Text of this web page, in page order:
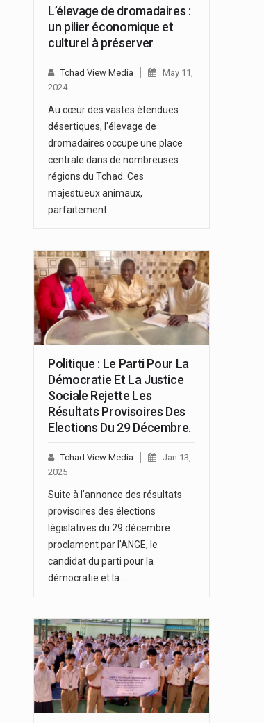
L’élevage de dromadaires :
un pilier économique et
culturel à préserver
Tchad View Media
May 11,
2024
Au cœur des vastes étendues
désertiques, l'élevage de
dromadaires occupe une place
centrale dans de nombreuses
régions du Tchad. Ces
majestueux animaux,
parfaitement…
Politique : Le Parti Pour La
Démocratie Et La Justice
Sociale Rejette Les
Résultats Provisoires Des
Elections Du 29 Décembre.
Tchad View Media
Jan 13,
2025
Suite à l'annonce des résultats
provisoires des élections
législatives du 29 décembre
proclament par l'ANGE, le
candidat du parti pour la
démocratie et la…